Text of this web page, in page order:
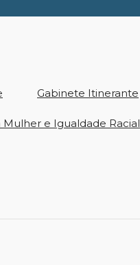
Gabinete Itinerante
Mulher e Igualdade Racial